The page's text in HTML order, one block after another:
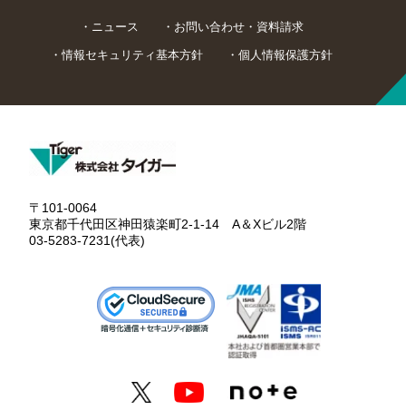
ニュース お問い合わせ・資料請求
情報セキュリティ基本方針 個人情報保護方針
〒101-0064
東京都千代田区神田猿楽町2-1-14 A＆Xビル2階
03-5283-7231(代表)